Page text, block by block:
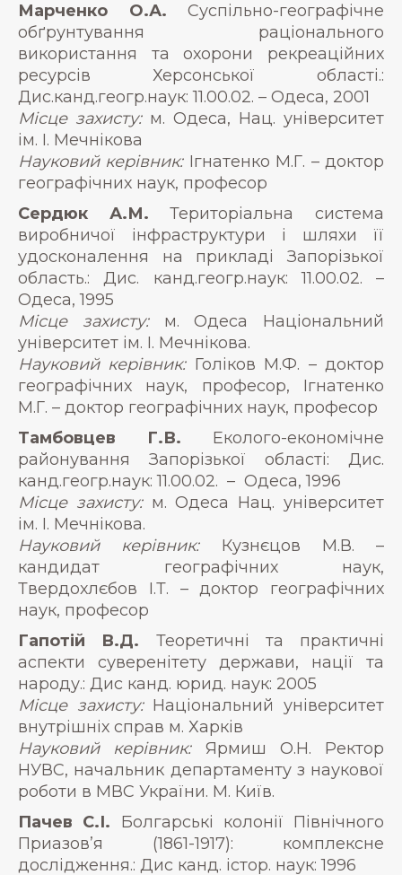
Марченко О.А. Суспільно-географічне
обґрунтування раціонального
використання та охорони рекреаційних
ресурсів Херсонської області.:
Дис.канд.геогр.наук: 11.00.02. – Одеса, 2001
Місце захисту:м. Одеса, Нац. університет
ім. І. Мечнікова
Науковий керівник:Ігнатенко М.Г. – доктор
географічних наук, професор
Сердюк А.М.Територіальна система
виробничої інфраструктури і шляхи її
удосконалення на прикладі Запорізької
область.: Дис. канд.геогр.наук: 11.00.02. –
Одеса, 1995
Місце захисту:м. Одеса Національний
університет ім. І. Мечнікова.
Науковий керівник:Голіков М.Ф. – доктор
географічних наук, професор, Ігнатенко
М.Г. – доктор географічних наук, професор
Тамбовцев Г.В. Еколого-економічне
районування Запорізької області: Дис.
канд.геогр.наук: 11.00.02. – Одеса, 1996
Місце захисту:м. Одеса Нац. університет
ім. І. Мечнікова.
Науковий керівник: Кузнєцов М.В. –
кандидат географічних наук,
Твердохлєбов І.Т. – доктор географічних
наук, професор
Гапотій В.Д. Теоретичні та практичні
аспекти суверенітету держави, нації та
народу.: Дис канд. юрид. наук: 2005
Місце захисту: Національний університет
внутрішніх справ м. Харків
Науковий керівник:Ярмиш О.Н. Ректор
НУВС, начальник департаменту з наукової
роботи в МВС України. М. Київ.
Пачев С.І. Болгарські колонії Північного
Приазов’я (1861-1917): комплексне
дослідження.: Дис канд. істор. наук: 1996